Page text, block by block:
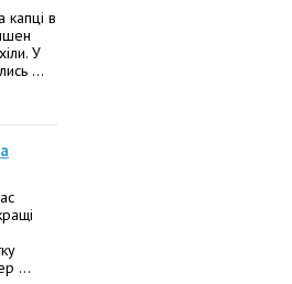
в
У
...
...